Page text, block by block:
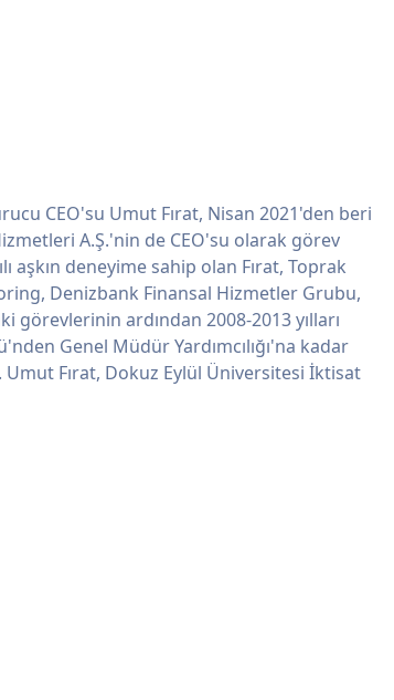
CEO'su Umut Fırat, Nisan 2021'den beri
A.Ş.'nin de CEO'su olarak görev
aşkın deneyime sahip olan Fırat, Toprak
Denizbank Finansal Hizmetler Grubu,
ardından 2008-2013 yılları
Genel Müdür Yardımcılığı'na kadar
Fırat, Dokuz Eylül Üniversitesi İktisat